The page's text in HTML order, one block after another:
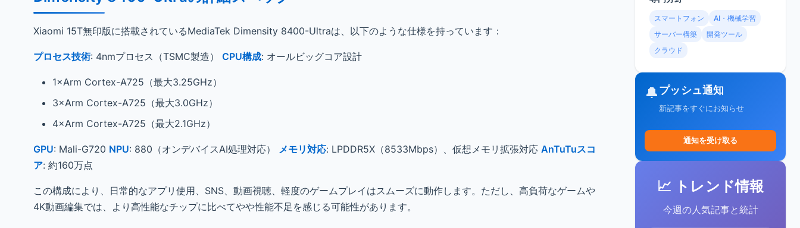
Xiaomi 15T無印版に搭載されているMediaTek Dimensity 8400-Ultraは、以下のような仕様を持っています：
プロセス技術: 4nmプロセス（TSMC製造） CPU構成: オールビッグコア設計
1×Arm Cortex-A725（最大3.25GHz）
3×Arm Cortex-A725（最大3.0GHz）
4×Arm Cortex-A725（最大2.1GHz）
GPU: Mali-G720 NPU: 880（オンデバイスAI処理対応） メモリ対応: LPDDR5X（8533Mbps）、仮想メモリ拡張対応 AnTuTuスコ
ア: 約160万点
この構成により、日常的なアプリ使用、SNS、動画視聴、軽度のゲームプレイはスムーズに動作します。ただし、高負荷なゲームや
4K動画編集では、より高性能なチップに比べてやや性能不足を感じる可能性があります。
スマートフォン
AI・機械学習
サーバー構築
開発ツール
クラウド
🔔プッシュ通知
新記事をすぐにお知らせ
通知を受け取る
📈 トレンド情報
今週の人気記事と統計